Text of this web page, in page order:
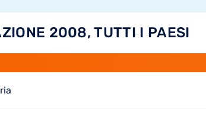
2008, TUTTI I PAESI